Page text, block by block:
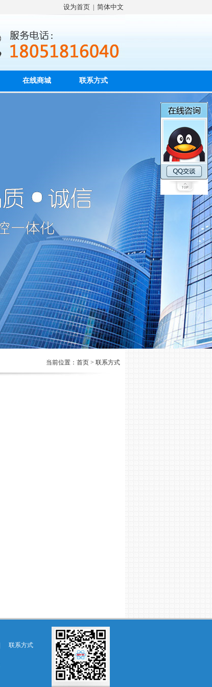
设为首页 简体中文
在线商城 联系方式
当前位置：首页 > 联系方式
联系方式